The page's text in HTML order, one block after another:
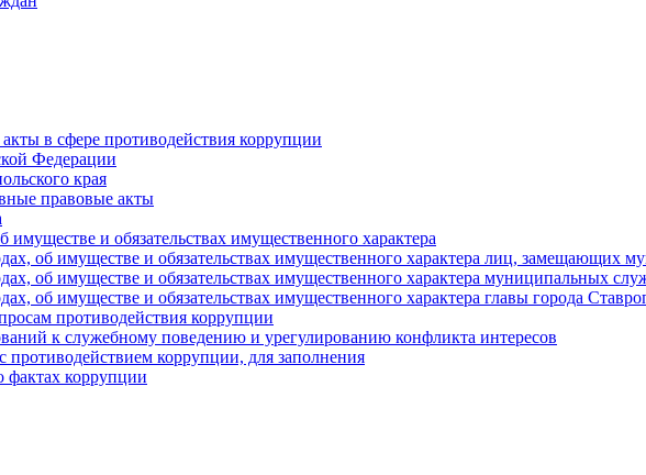
в сфере противодействия коррупции
Федерации
края
правовые акты
имуществе и обязательствах имущественного характера
об имуществе и обязательствах имущественного характера лиц,
об имуществе и обязательствах имущественного характера муниципальных
об имуществе и обязательствах имущественного характера главы города
противодействия коррупции
к служебному поведению и урегулированию конфликта интересов
коррупции, для заполнения
фактах коррупции